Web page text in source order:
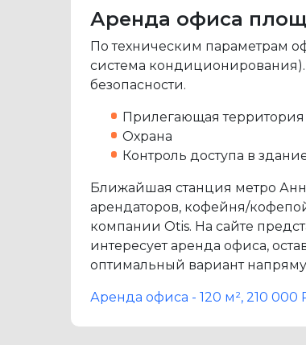
Аренда офиса
По техническим параметрам
система
безопасности.
Прилегающая территория
Охрана
Контроль доступа в
Ближайшая станция метро
арендаторов, кофейня/
компании Otis. На сайте
интересует аренда офиса,
оптимальный вариант
Аренда офиса - 120 м², 210